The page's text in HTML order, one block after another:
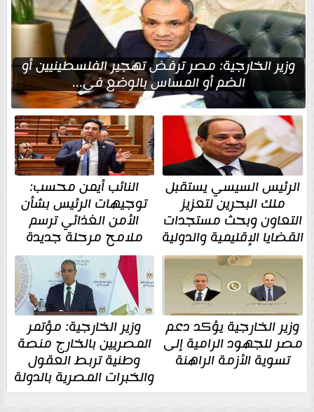
وزير الخارجية: مصر ترفض تهجير الفلسطينيين أو
الضم أو المساس بالوضع في...
الرئيس السيسي يستقبل
ملك البحرين لتعزيز
التعاون وبحث مستجدات
القضايا الإقليمية والدولية
النائب أيمن محسب:
توجيهات الرئيس بشأن
الأمن الغذائي ترسم
ملامح مرحلة جديدة
وزير الخارجية يؤكد دعم
مصر للجهود الرامية إلى
تسوية الأزمة الراهنة
وزير الخارجية: مؤتمر
المصريين بالخارج منصة
وطنية تربط العقول
والخبرات المصرية بالدولة